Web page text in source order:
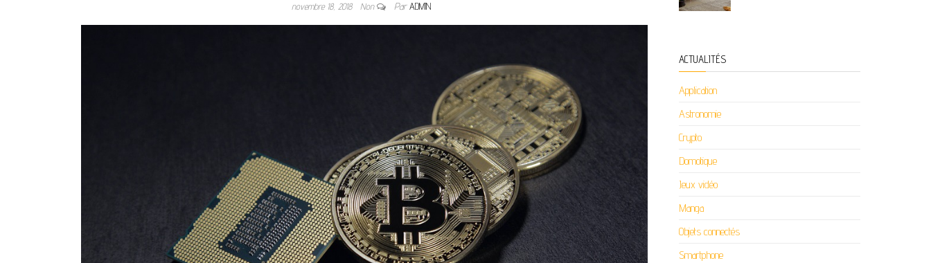
novembre 18, 2018 Non ParADMIN
ACTUALITÉS
Application
Astronomie
Crypto
Domotique
Jeux vidéo
Manga
Objets connectés
Smartphone